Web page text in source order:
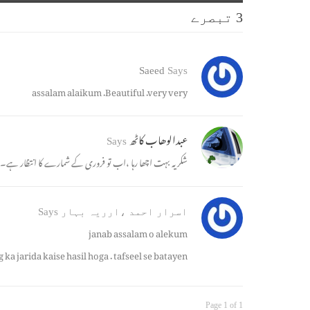
3 تبصرے
Saeed Says
assalam alaikum .Beautiful .very very
عبدالوھاب کاٹھ Says
شکریہ بہت اچھا رہا ،اب تو فروری کے شمارے کا انتظار ہے۔
اسرار احمد ،ارریہ بہار Says
janab assalam o alekum
jarida kaise hasil hoga . tafseel se batayen
Page 1 of 1